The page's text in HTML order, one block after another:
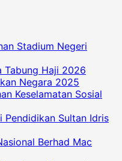
Stadium Negeri
Tabung Haji 2026
Negara 2025
Keselamatan Sosial
Pendidikan Sultan Idris
Berhad Mac